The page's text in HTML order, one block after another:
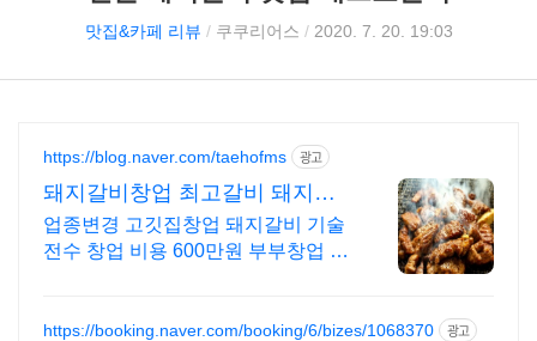
맛집&카페 리뷰 / 쿠쿠리어스 / 2020. 7. 20. 19:03
https://blog.naver.com/taehofms 광고
돼지갈비창업 최고갈비 돼지갈
비창업 기술전수최고갈비
업종변경 고깃집창업 돼지갈비 기술
전수 창업 비용 600만원 부부창업 아
https://booking.naver.com/booking/6/bizes/1068370 광고